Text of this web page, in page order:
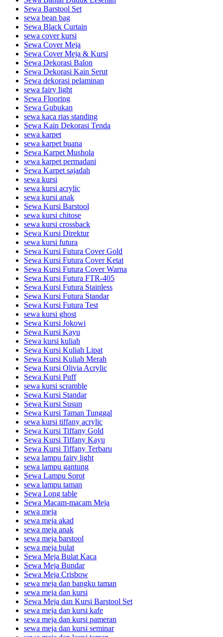
Sewa Barstool Set
sewa bean bag
Sewa Black Curtain
sewa cover kursi
Sewa Cover Meja
Sewa Cover Meja & Kursi
Sewa Dekorasi Balon
Sewa Dekorasi Kain Serut
Sewa dekorasi pelaminan
sewa fairy light
Sewa Flooring
Sewa Gubukan
sewa kaca rias standing
Sewa Kain Dekorasi Tenda
sewa karpet
sewa karpet buana
Sewa Karpet Mushola
sewa karpet permadani
Sewa Karpet sajadah
sewa kursi
sewa kursi acrylic
sewa kursi anak
Sewa Kursi Barstool
sewa kursi chitose
sewa kursi crossback
Sewa Kursi Direktur
sewa kursi futura
Sewa Kursi Futura Cover Gold
Sewa Kursi Futura Cover Ketat
Sewa Kursi Futura Cover Warna
Sewa Kursi Futura FTR-405
Sewa Kursi Futura Stainless
Sewa Kursi Futura Standar
Sewa Kursi Futura Test
sewa kursi ghost
Sewa Kursi Jokowi
Sewa Kursi Kayu
Sewa kursi kuliah
Sewa Kursi Kuliah Lipat
Sewa Kursi Kuliah Merah
Sewa Kursi Olivia Acrylic
Sewa Kursi Puff
sewa kursi scramble
Sewa Kursi Standar
Sewa Kursi Susun
Sewa Kursi Taman Tunggal
sewa kursi tiffany acrylic
Sewa Kursi Tiffany Gold
Sewa Kursi Tiffany Kayu
Sewa Kursi Tiffany Terbaru
sewa lampu fairy light
sewa lampu gantung
Sewa Lampu Sorot
sewa lampu taman
Sewa Long table
Sewa Macam-macam Meja
sewa meja
sewa meja akad
sewa meja anak
sewa meja barstool
sewa meja bulat
Sewa Meja Bulat Kaca
Sewa Meja Bundar
Sewa Meja Crisbow
sewa meja dan bangku taman
sewa meja dan kursi
Sewa Meja dan Kursi Barstool Set
sewa meja dan kursi kafe
sewa meja dan kursi pameran
sewa meja dan kursi seminar